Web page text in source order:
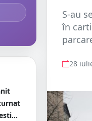
S-au
în
28